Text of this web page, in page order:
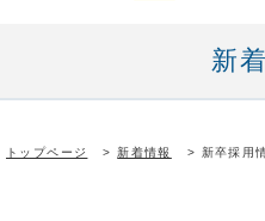
新
トップページ 新着情報 新卒採用